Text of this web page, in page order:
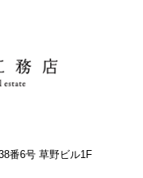
番6号 草野ビル1F